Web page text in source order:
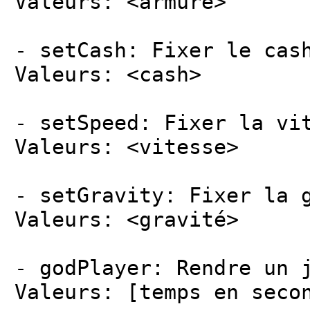
- setCash: Fixer le
Valeurs: <cash>
- setSpeed: Fixer la
Valeurs: <vitesse>
- setGravity: Fixer la
Valeurs: <gravité>
- godPlayer: Rendre
Valeurs: [temps en